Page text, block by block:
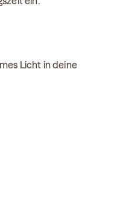
Licht in deine